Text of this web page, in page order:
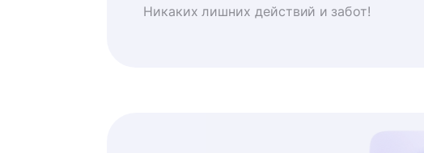
Никаких лишних действий и забот!